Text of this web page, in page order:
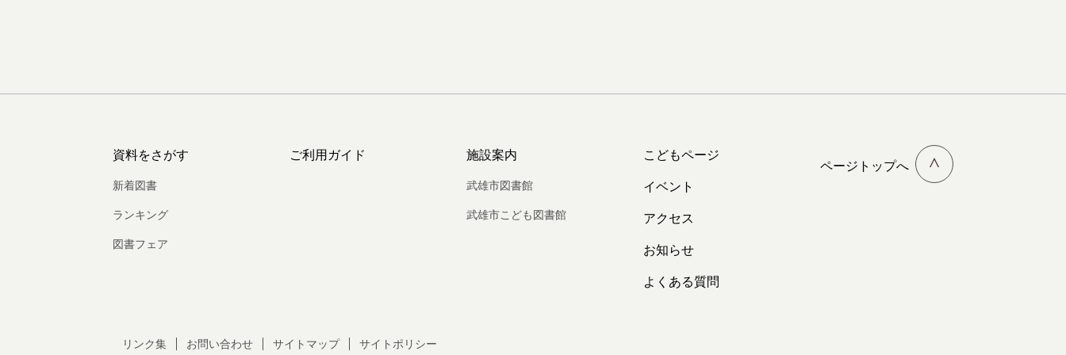
資料をさがす
新着図書
ランキング
図書フェア
ご利用ガイド 施設案内
武雄市図書館
武雄市こども図書館
こどもページ
イベント
アクセス
お知らせ
よくある質問
ページトップへ
リンク集 お問い合わせ サイトマップ サイトポリシー